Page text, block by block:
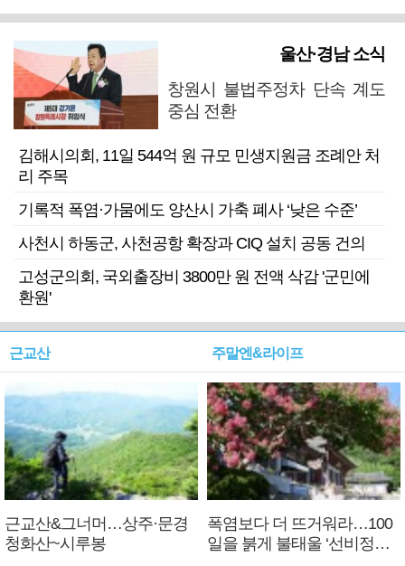
울산·경남 소식
창원시 불법주정차 단속 계도
중심 전환
김해시의회, 11일 544억 원 규모 민생지원금 조례안 처
리 주목
기록적 폭염·가뭄에도 양산시 가축 폐사 ‘낮은 수준’
사천시 하동군, 사천공항 확장과 CIQ 설치 공동 건의
고성군의회, 국외출장비 3800만 원 전액 삭감 '군민에
환원'
근교산
근교산&그너머…상주·문경
청화산~시루봉
주말엔&라이프
폭염보다 더 뜨거워라…100
일을 붉게 불태울 ‘선비정신’